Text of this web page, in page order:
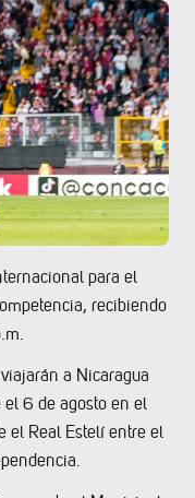
para el
recibiendo
a Nicaragua
el 6 de agosto en el
el Real Estelí entre el